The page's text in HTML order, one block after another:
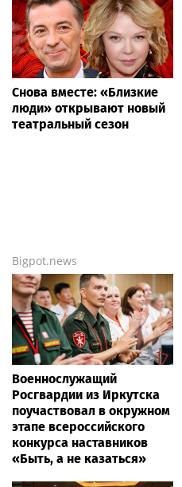
Снова вместе: «Близкие
люди» открывают новый
театральный сезон
Bigpot.news
Военнослужащий
Росгвардии из Иркутска
поучаствовал в окружном
этапе всероссийского
конкурса наставников
«Быть, а не казаться»